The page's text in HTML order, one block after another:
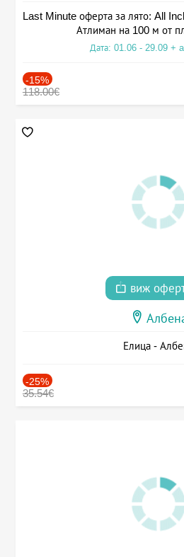
Last Minute оферта за лято: All
Атлиман на 100 м от
Дата: 01.06 - 29.09 +
-15%
118.00€
виж
Елица -
-25%
35.54€